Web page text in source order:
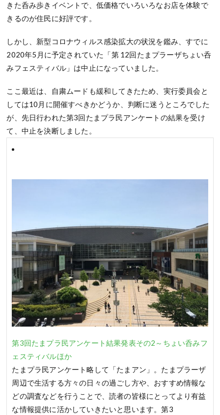
きた呑み歩きイベントで、低価格でいろいろなお店を体験で
きるのが住民に好評です。
しかし、新型コロナウィルス感染拡大の状況を鑑み、すでに
2020年5月に予定されていた「第 12回たまプラーザちょい呑
みフェスティバル」は中止になっていました。
ここ最近は、自粛ムードも緩和してきたため、実行委員会と
しては10月に開催すべきかどうか、判断に迷うところでした
が、先日行われた第3回たまプラ民アンケートの結果を受け
て、中止を決断しました。
第3回たまプラ民アンケート結果発表その2～ちょい呑みフ
ェスティバルほか
たまプラ民アンケート略して「たまアン」。たまプラーザ
周辺で生活する方々の日々の過ごし方や、おすすめ情報な
どの調査などを行うことで、読者の皆様にとってより有益
な情報提供に活かしていきたいと思います。第3